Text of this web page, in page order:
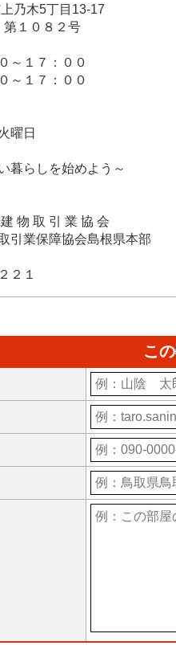
乃木5丁目13-17
第１０８２号
７：００
１７：００
曜日
始めよう～
物 取 引 業 協 会
業保障協会島根県本部
２１